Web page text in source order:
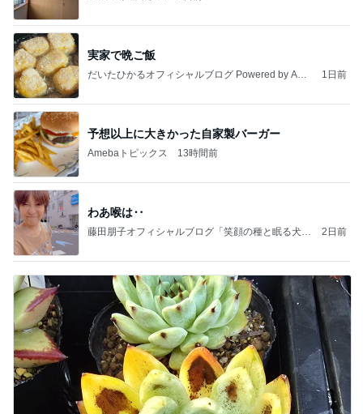
実家で晩ご飯
だいたひかるオフィシャルブログ Powered by Ame
1日前
予想以上に大きかった自家製バーガー
Amebaトピックス 13時間前
わあ喉は‥
藤田朋子オフィシャルブログ「笑顔の種と眠る犬」
2日前